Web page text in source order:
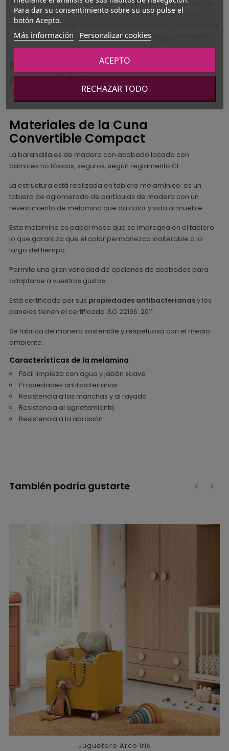
blanco en el dibujo), trasera(1), base (2), cubo (3), frentes de
cajones cambiador (4) y de la cama o cajones inferiores.
Elige la forma y color de los tiradores (en la parte inferior serán
embutidos, OLA ó POP).Los tiradores con cargo, consultar.
Medidas de la cuna
convertible Compact
Materiales de la Cuna
Convertible Compact
La barandilla es de madera con acabado lacado con
barnices no tóxicos, seguros, según reglamento CE.
La estructura está realizada en tablero melamínico: es un
tablero de aglomerado de partículas de madera con un
revestimiento de melamina que da color y vida al mueble.
Esta melamina es papel masa que se impregna en el tablero
lo que garantiza que el color permanezca inalterable a lo
largo del tiempo.
Permite una gran variedad de opciones de acabados para
adaptarse a vuestros gustos.
Está certificada por sus propiedades antibacterianasy los
paneles tienen el certificado ISO 22196: 2011
Se fabrica de manera sostenible y respetuosa con el medio
ambiente.
Características de la melamina
Fácil limpieza con agua y jabón suave
Propiedades antibacterianas
Resistencia a las manchas y al rayado
Resistencia al agrietamiento
Resistencia a la abrasión
También podría gustarte
Juguetero Arco Iris
Para dar su consentimiento sobre su uso pulse el
botón Acepto.
Más información Personalizar cookies
RECHAZAR TODO
ACEPTO